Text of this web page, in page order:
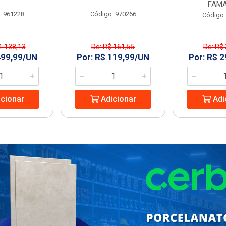
961228
UN
Código: 970266
De: R$ 161,55
Por: R$ 119,99/UN
Adicionar
De: R$
Por: R$